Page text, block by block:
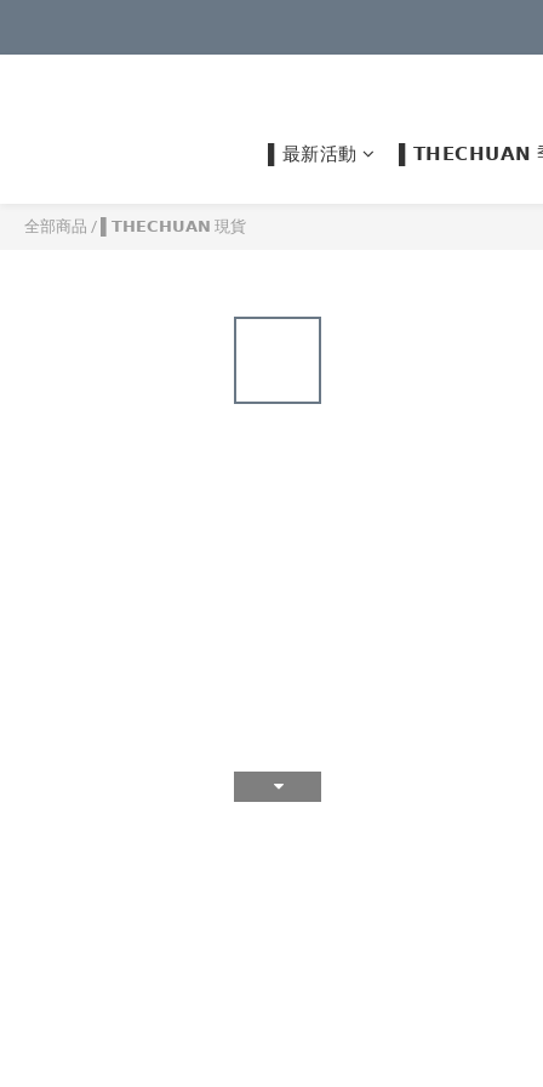
▌最新活動 ▌𝗧𝗛𝗘𝗖𝗛𝗨𝗔𝗡
全部商品 / ▌𝗧𝗛𝗘𝗖𝗛𝗨𝗔𝗡 現貨